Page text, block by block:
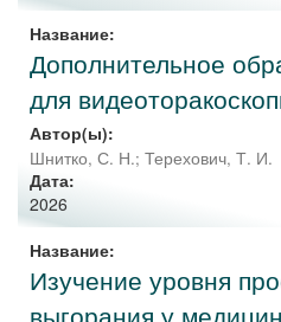
Название:
Дополнительное
для
Автор(ы):
Шнитко, С. Н.; Терехович, Т. И.
Дата:
2026
Название:
Изучение уровня
выгорания у